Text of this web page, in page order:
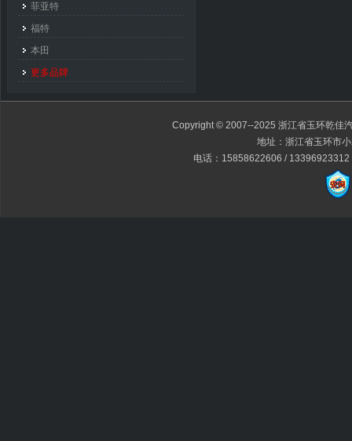
菲亚特
福特
本田
更多品牌
Copyright © 2007--2025 浙江省玉环乾佳
地址：浙江省玉环市
电话：15858622606 /